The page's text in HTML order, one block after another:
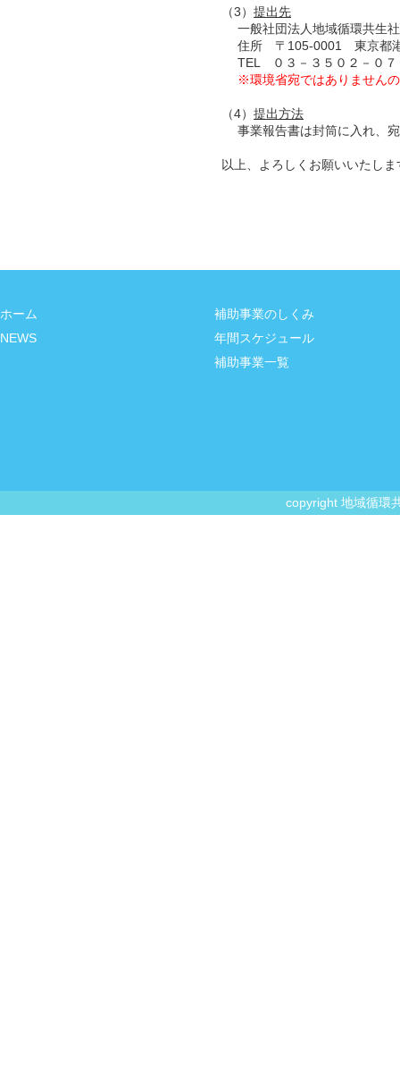
（3） 提出先
一般社団法人地域循環共生
住所 〒105-0001 東京都港
TEL ０３－３５０２－０７
※環境省宛ではありません
（4） 提出方法
事業報告書は封筒に入れ、
以上、よろしくお願いいたしま
ホーム
NEWS
補助事業のしくみ
年間スケジュール
補助事業一覧
copyright 地域循環